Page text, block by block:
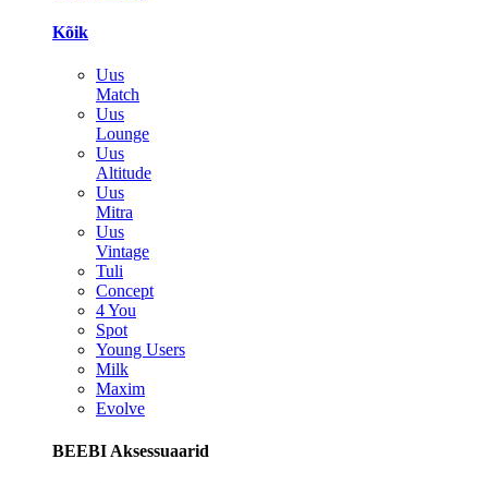
Kõik
Uus
Match
Uus
Lounge
Uus
Altitude
Uus
Mitra
Uus
Vintage
Tuli
Concept
4 You
Spot
Young Users
Milk
Maxim
Evolve
BEEBI Aksessuaarid